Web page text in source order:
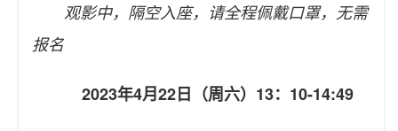
观影中，隔空入座，请全程佩戴口罩，无需
报名
2023年4月22日（周六）13：10-14:49